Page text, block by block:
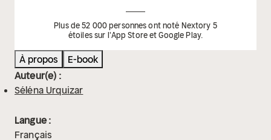
Plus de 52 000 personnes ont noté Nextory 5
étoiles sur l'App Store et Google Play.
À propos
E-book
Auteur(e) :
Séléna Urquizar
Langue :
Français